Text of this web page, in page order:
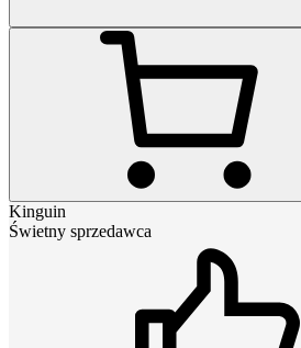
Kinguin
Świetny sprzedawca